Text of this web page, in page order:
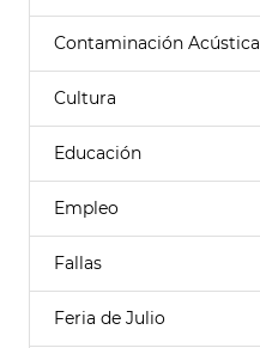
Contaminación Acústica
Cultura
Educación
Empleo
Fallas
Feria de Julio